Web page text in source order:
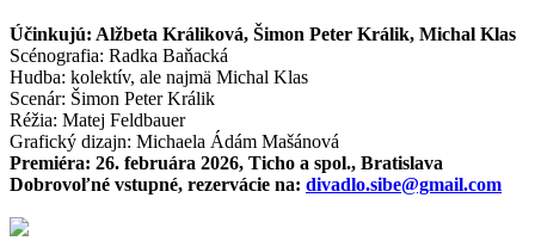
Účinkujú: Alžbeta Králiková, Šimon Peter Králik, Michal Klas
Scénografia: Radka Baňacká
Hudba: kolektív, ale najmä Michal Klas
Scenár: Šimon Peter Králik
Réžia: Matej Feldbauer
Grafický dizajn: Michaela Ádám Mašánová
Premiéra: 26. februára 2026, Ticho a spol., Bratislava
Dobrovoľné vstupné, rezervácie na: divadlo.sibe@gmail.com